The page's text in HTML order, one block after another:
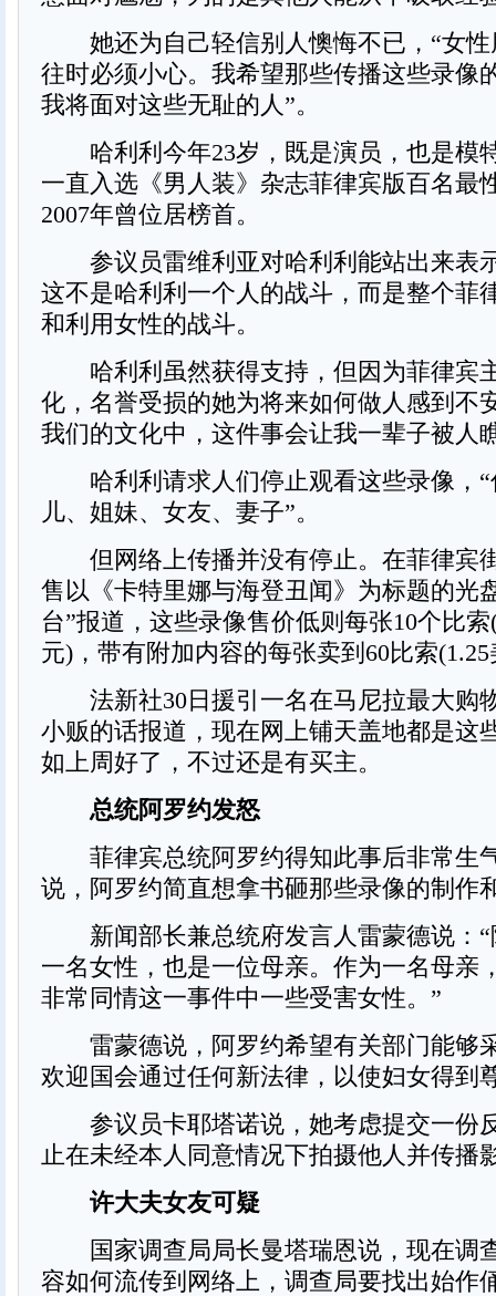
她还为自己轻信别人懊悔不已，“女性
往时必须小心。我希望那些传播这些录像
我将面对这些无耻的人”。
哈利利今年23岁，既是演员，也是模
一直入选《男人装》杂志菲律宾版百名最
2007年曾位居榜首。
参议员雷维利亚对哈利利能站出来表
这不是哈利利一个人的战斗，而是整个菲
和利用女性的战斗。
哈利利虽然获得支持，但因为菲律宾
化，名誉受损的她为将来如何做人感到不
我们的文化中，这件事会让我一辈子被人
哈利利请求人们停止观看这些录像，“
儿、姐妹、女友、妻子”。
但网络上传播并没有停止。在菲律宾
售以《卡特里娜与海登丑闻》为标题的光
台”报道，这些录像售价低则每张10个比
元)，带有附加内容的每张卖到60比索
法新社30日援引一名在马尼拉最大购
小贩的话报道，现在网上铺天盖地都是这
如上周好了，不过还是有买主。
总统阿罗约发怒
菲律宾总统阿罗约得知此事后非常生
说，阿罗约简直想拿书砸那些录像的制作
新闻部长兼总统府发言人雷蒙德说：“
一名女性，也是一位母亲。作为一名母亲
非常同情这一事件中一些受害女性。”
雷蒙德说，阿罗约希望有关部门能够
欢迎国会通过任何新法律，以使妇女得到
参议员卡耶塔诺说，她考虑提交一份
止在未经本人同意情况下拍摄他人并传播
许大夫女友可疑
国家调查局局长曼塔瑞恩说，现在调
容如何流传到网络上，调查局要找出始作